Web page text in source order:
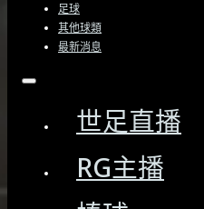
關於我們
足球
其他球類
最新消息
世足直播
RG主播